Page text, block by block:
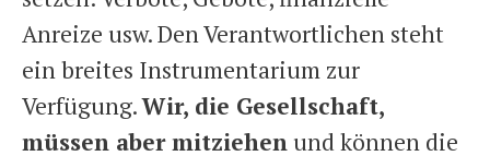
Anreize usw. Den Verantwortlichen steht
ein breites Instrumentarium zur
Verfügung.Wir, die Gesellschaft,
müssen aber mitziehen und können die